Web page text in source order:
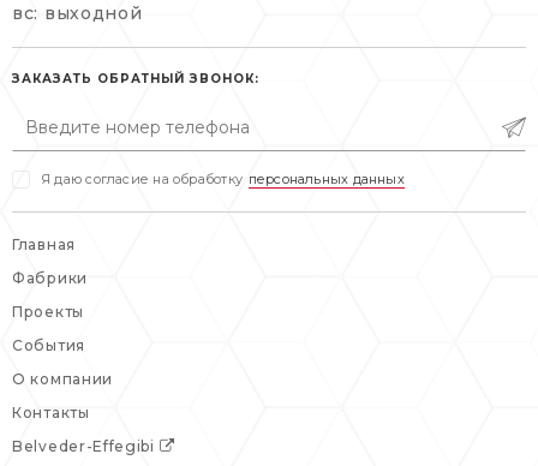
пн-пт: 10:00-20:00
сб, вс: выходной
пн-пт: 10:00-19:00
сб: выходной
вс: выходной
ЗАКАЗАТЬ ОБРАТНЫЙ ЗВОНОК:
Я даю согласие на обработку персональных данных
Главная
Фабрики
Проекты
События
О компании
Контакты
Belveder-Effegibi